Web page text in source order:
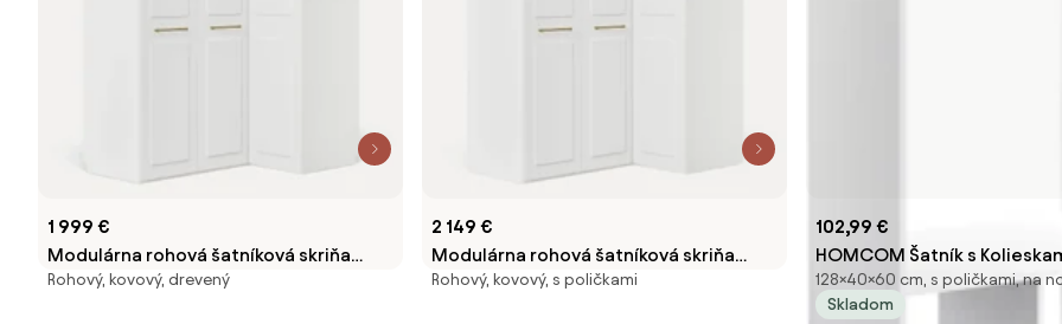
1 999 €
Modulárna rohová šatníková skriňa
Charlotte, Š 165 cm, rôzne veľkosti
Rohový, kovový, drevený
2 149 €
Modulárna rohová šatníková skriňa
Charlotte, Š 165 cm, rôzne veľkosti
Rohový, kovový, s poličkami
102,99 €
HOMCOM Šatník s
so Závesnou Tyčou a
Policami Organizátor pre
128×40×60 cm, s poličkami, na
Skladom